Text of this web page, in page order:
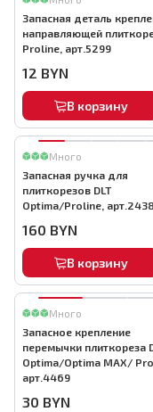
Запасная деталь
направляющей
Proline, арт.5299
12 BYN
В корзину
Много
Запасная ручка для
плиткорезов DLT
Optima/Proline, арт.2438
160 BYN
В корзину
Много
Запасное крепление
перемычки плиткореза
Optima/Optima MAX/
арт.4469
30 BYN